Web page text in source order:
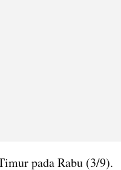
pada Rabu (3/9).